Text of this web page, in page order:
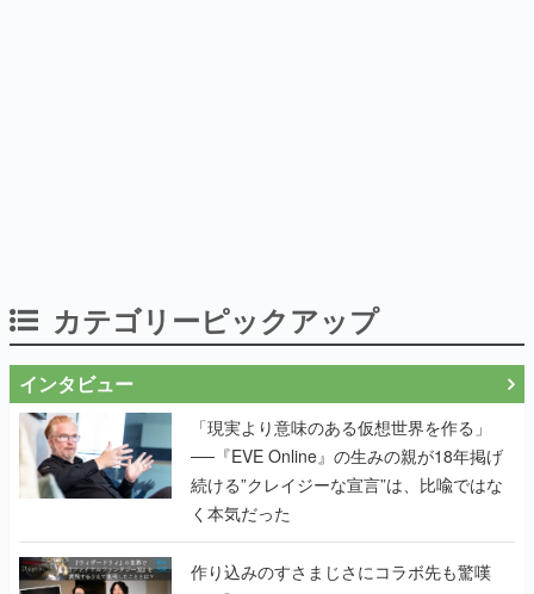
カテゴリーピックアップ
インタビュー
「現実より意味のある仮想世界を作る」
──『EVE Online』の生みの親が18年掲げ
続ける”クレイジーな宣言”は、比喩ではな
く本気だった
作り込みのすさまじさにコラボ先も驚嘆